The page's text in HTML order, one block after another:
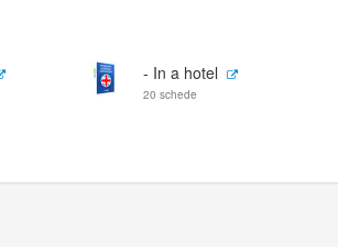
- In a hotel
20 schede